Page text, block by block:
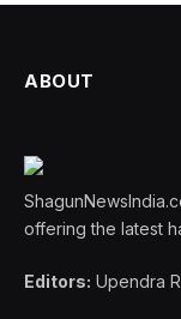
ABOUT
offering the latest
Editors: Upendra